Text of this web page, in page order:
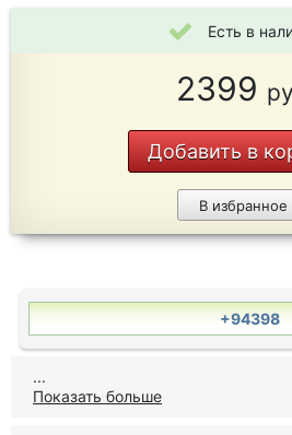
Есть в
2399
Добавить в
В избранное
+94398
...
Показать больше